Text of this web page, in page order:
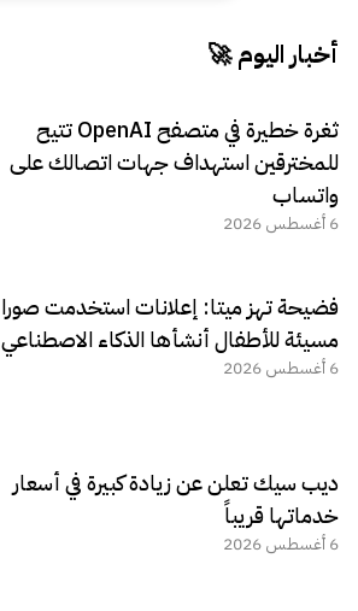
أخبار اليوم 🚀
ثغرة خطيرة في متصفح OpenAI تتيح
للمخترقين استهداف جهات اتصالك على
واتساب
6 أغسطس 2026
فضيحة تهز ميتا: إعلانات استخدمت صورا
مسيئة للأطفال أنشأها الذكاء الاصطناعي
6 أغسطس 2026
ديب سيك تعلن عن زيادة كبيرة في أسعار
خدماتها قريباً
6 أغسطس 2026